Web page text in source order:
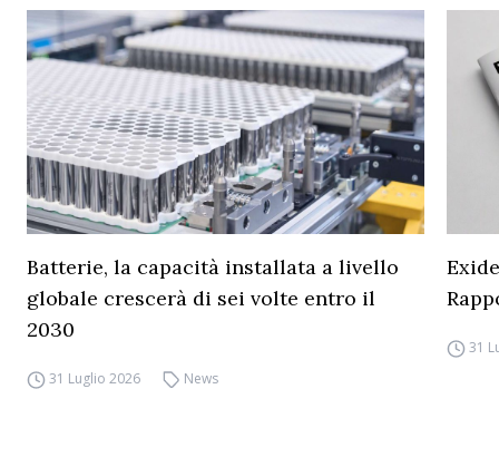
Batterie, la capacità installata a livello
globale crescerà di sei volte entro il
2030
31 Luglio 2026 News
31